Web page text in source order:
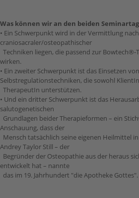
Was können wir an den beiden
• Ein Schwerpunkt wird in der Vermittlung
craniosacraler/osteopathischer
Techniken liegen, die passend zur
wirken.
• Ein zweiter Schwerpunkt ist das Einsetzen von
Selbstregulationstechniken, die sowohl
TherapeutIn unterstützen.
• Und ein dritter Schwerpunkt ist das
salutogenetischen
Grundlagen beider Therapieformen – ein
Anschauung, dass der
Mensch tatsächlich seine eigenen Heilmittel
Andrey Taylor Still – der
Begründer der Osteopathie aus der heraus
entwickelt hat – nannte
das im 19. Jahrhundert "die Apotheke Gottes".